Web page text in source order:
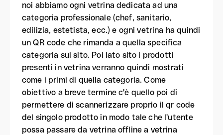
noi abbiamo ogni vetrina dedicata ad una
categoria professionale (chef, sanitario,
edilizia, estetista, ecc.) e ogni vetrina ha quindi
un QR code che rimanda a quella specifica
categoria sul sito. Poi lato sito i prodotti
presenti in vetrina verranno quindi mostrati
come i primi di quella categoria. Come
obiettivo a breve termine c'è quello poi di
permettere di scannerizzare proprio il qr code
del singolo prodotto in modo tale che l'utente
possa passare da vetrina offline a vetrina